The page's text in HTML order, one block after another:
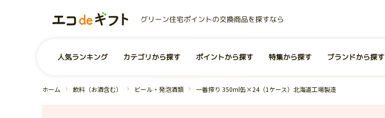
グリーン住宅ポイントの交換商品を探すなら
0
ユーザー
お気に入り商品
商品を探す
人気ランキング カテゴリから探す ポイントから探す 特集から探す ブランドから探す
ホーム 飲料（お酒含む） ビール・発泡酒類 一番搾り 350ml缶×24（1ケース）北海道工場製造